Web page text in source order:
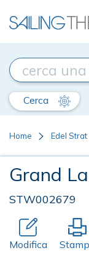
Cerca
Home Edel Strat
Grand
STW002679
Modifica